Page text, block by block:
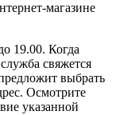
магазине
19.00. Когда
свяжется
выбрать
Осмотрите
указанной